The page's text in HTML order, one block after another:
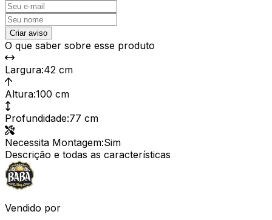
Criar aviso
O que saber sobre esse produto
Largura:42 cm
Altura:100 cm
Profundidade:77 cm
Necessita Montagem:Sim
Descrição e todas as características
Vendido por